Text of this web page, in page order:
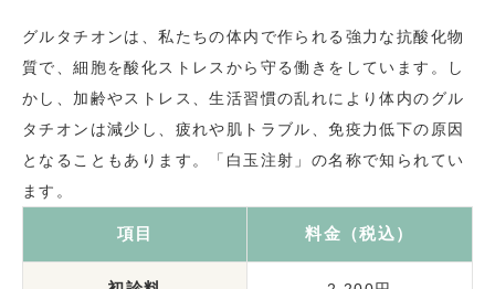
グルタチオンは、私たちの体内で作られる強力な抗酸化物
質で、細胞を酸化ストレスから守る働きをしています。し
かし、加齢やストレス、生活習慣の乱れにより体内のグル
タチオンは減少し、疲れや肌トラブル、免疫力低下の原因
となることもあります。「白玉注射」の名称で知られてい
ます。
項目 料金（税込）